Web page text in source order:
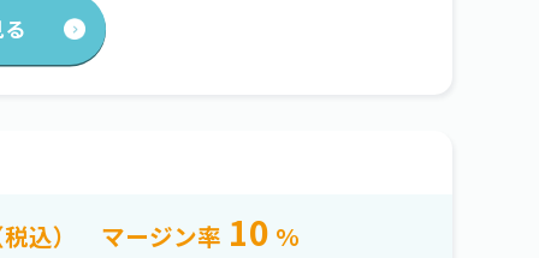
込） マージン率 10 %